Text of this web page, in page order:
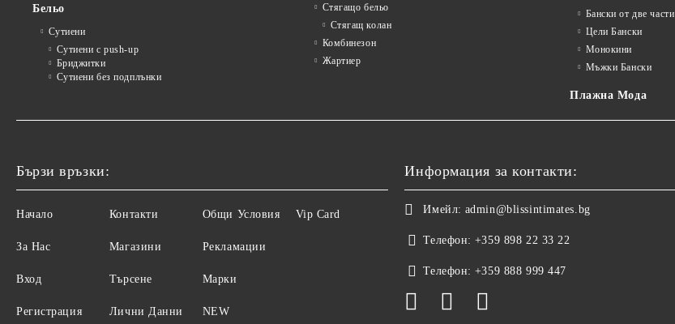
Бельо
Сутиени
Сутиени с push-up
Бриджитки
Сутиени без подплънки
Стягащо бельо
Стягащ колан
Комбинезон
Жартиер
Бански от две части
Цели Бански
Монокини
Мъжки Бански
Плажна Мода
Бързи връзки:
Начало
За Нас
Вход
Регистрация
Контакти
Магазини
Търсене
Лични Данни
Общи Условия
Рекламации
Марки
NEW
Vip Card
Информация за контакти:
Имейл: admin@blissintimates.bg
Телефон: +359 898 22 33 22
Телефон: +359 888 999 447